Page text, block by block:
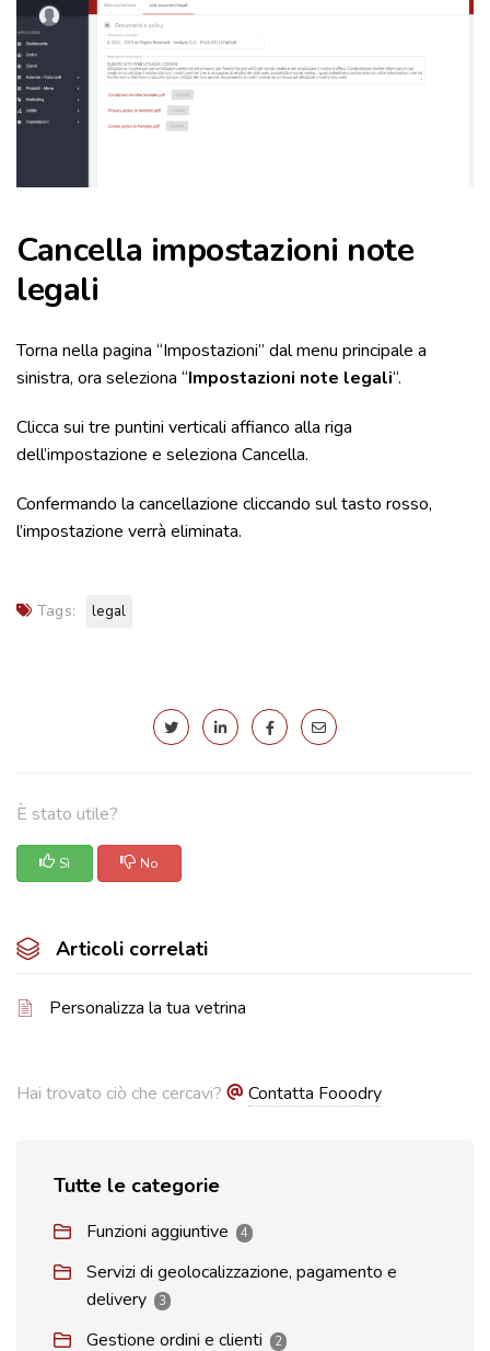
Cancella impostazioni note
legali
Torna nella pagina “Impostazioni” dal menu principale a
sinistra, ora seleziona “Impostazioni note legali“.
Clicca sui tre puntini verticali affianco alla riga
dell’impostazione e seleziona Cancella.
Confermando la cancellazione cliccando sul tasto rosso,
l’impostazione verrà eliminata.
Tags: legal
È stato utile?
Sì No
Articoli correlati
Personalizza la tua vetrina
Hai trovato ciò che cercavi? Contatta Fooodry
Tutte le categorie
Funzioni aggiuntive 4
Servizi di geolocalizzazione, pagamento e
delivery
3
Gestione ordini e clienti 2